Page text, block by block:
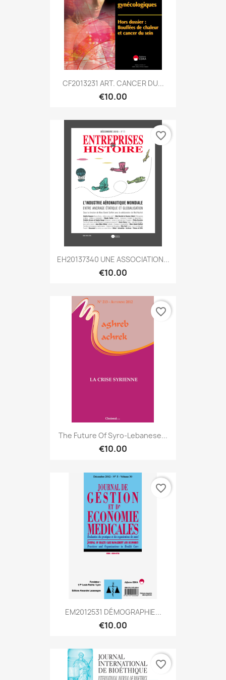
CF2013231 ART. CANCER DU...
€10.00
EH20137340 UNE ASSOCIATION...
€10.00
favorite_border
The Future Of Syro-Lebanese...
€10.00
favorite_border
EM2012531 DÉMOGRAPHIE...
€10.00
favorite_border
favorite_border